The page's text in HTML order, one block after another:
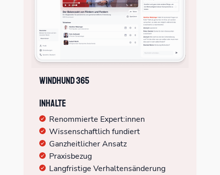
Windhund 365
Inhalte
Renommierte Expert:innen
Wissenschaftlich fundiert
Ganzheitlicher Ansatz
Praxisbezug
Langfristige Verhaltensänderung